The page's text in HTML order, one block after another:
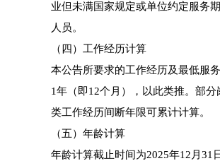
业但未满国家规定或单位约定服务
人员。
（四）工作经历计算
本公告所要求的工作经历及最低服
1年（即12个月），以此类推。部
类工作经历间断年限可累计计算。
（五）年龄计算
年龄计算截止时间为2025年12月31